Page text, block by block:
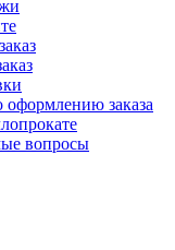
заказа
вопросы